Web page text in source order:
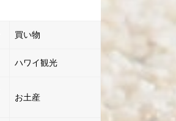
買い物
ハワイ観光
お土産